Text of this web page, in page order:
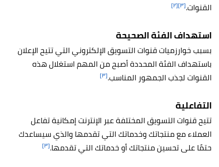
القنوات.[٣] [٢]
استهداف الفئة الصحيحة
بسبب خوارزميات قنوات التسويق الإلكتروني التي تتيح الإعلان
باستهداف الفئة المحددة أصبح من المهم استغلال هذه
القنوات لجذب الجمهور المناسب.[٣]
التفاعلية
تتيح قنوات التسويق المختلفة عبر الإنترنت إمكانية تفاعل
العملاء مع منتجاتك وخدماتك التي تقدمها والذي سيساعدك
حتمًا على تحسين منتجاتك أو خدماتك التي تقدمها.[٣]